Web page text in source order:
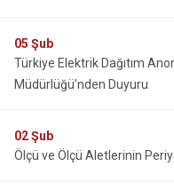
05 Şub
Türkiye Elektrik Dağıtım
Müdürlüğü’nden Duyuru
02Şub
Ölçü ve Ölçü Aletlerinin